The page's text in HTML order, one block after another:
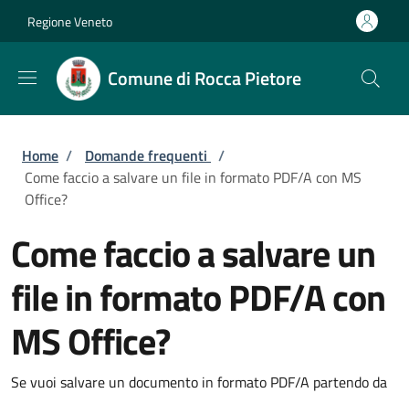
Regione Veneto
Comune di Rocca Pietore
Briciole di pane
Home / Domande frequenti /
Come faccio a salvare un file in formato PDF/A con MS
Office?
Come faccio a salvare un
file in formato PDF/A con
MS Office?
Se vuoi salvare un documento in formato PDF/A partendo da